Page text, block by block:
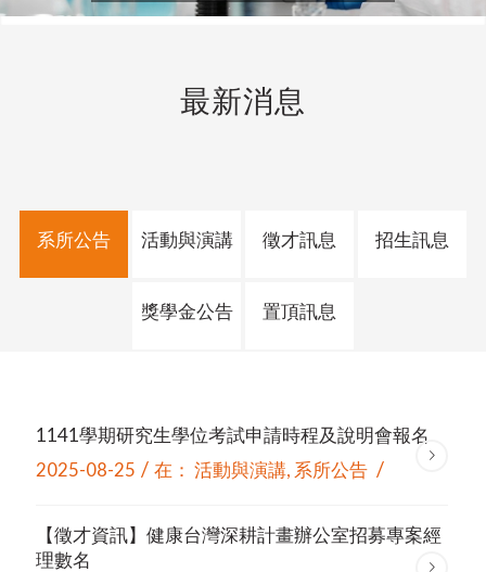
最新消息
系所公告 活動與演講 徵才訊息 招生訊息
獎學金公告 置頂訊息
1141學期研究生學位考試申請時程及說明會報名
2025-08-25 / 在： 活動與演講, 系所公告 /
【徵才資訊】健康台灣深耕計畫辦公室招募專案經
理數名